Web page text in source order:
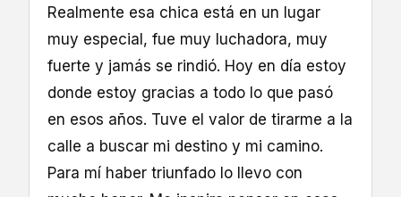
Realmente esa chica está en un lugar
muy especial, fue muy luchadora, muy
fuerte y jamás se rindió. Hoy en día estoy
donde estoy gracias a todo lo que pasó
en esos años. Tuve el valor de tirarme a la
calle a buscar mi destino y mi camino.
Para mí haber triunfado lo llevo con